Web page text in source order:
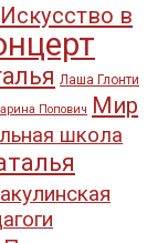
Искусство в
Лаша Глонти
Попович
Мир
школа